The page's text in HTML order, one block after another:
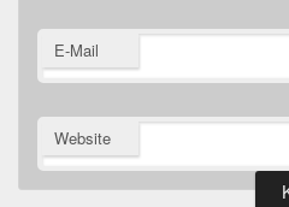
E-Mail
Website